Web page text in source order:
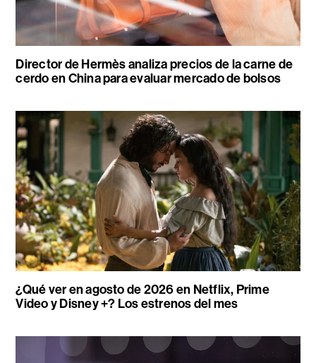
Director de Hermès analiza precios de la carne de
cerdo en China para evaluar mercado de bolsos
¿Qué ver en agosto de 2026 en Netflix, Prime
Video y Disney +? Los estrenos del mes